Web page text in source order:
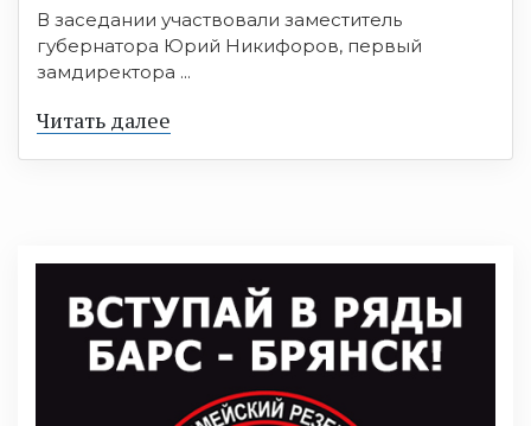
В заседании участвовали заместитель
губернатора Юрий Никифоров, первый
замдиректора ...
Читать далее